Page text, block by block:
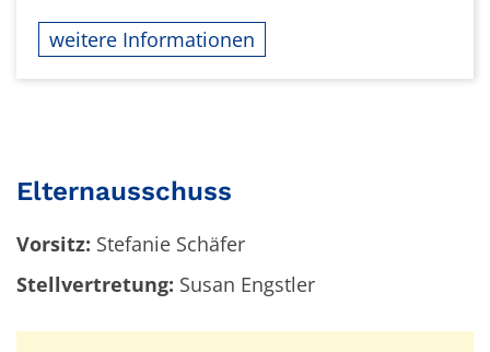
weitere Informationen
Elternausschuss
Vorsitz: Stefanie Schäfer
Stellvertretung: Susan Engstler